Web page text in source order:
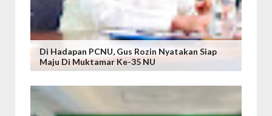
Di Hadapan PCNU, Gus Rozin Nyatakan Siap
Maju Di Muktamar Ke-35 NU